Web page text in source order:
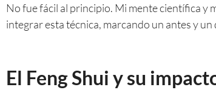
No fue fácil al principio. Mi mente científica y
integrar esta técnica, marcando un antes y un
El Feng Shui y su